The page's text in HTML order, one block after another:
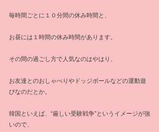
毎時間ごとに１０分間の休み時間と、
お昼には１時間の休み時間があります。
その間の過ごし方で人気なのはやはり、
お友達とのおしゃべりやドッジボールなどの運動遊
びなのだとか。
韓国といえば、“厳しい受験戦争”というイメージが強
いので、